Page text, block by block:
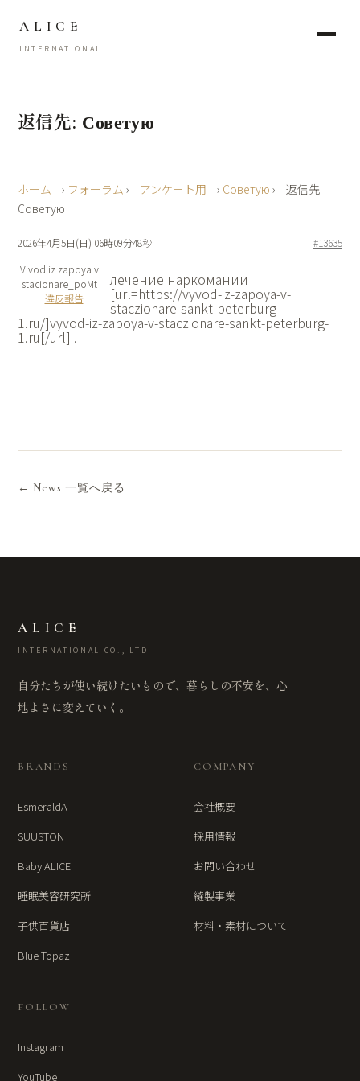
ALICE
INTERNATIONAL
返信先: Советую
› フォーラム › アンケート用 › Советую ›
返信先:
Советую
2026年4月5日(日) 06時09分48秒
#13635
Vivod iz zapoya v
stacionare_poMt
違反報告
лечение наркомании
[url=https://vyvod-iz-zapoya-v-
staczionare-sankt-peterburg-
1.ru/]vyvod-iz-zapoya-v-staczionare-sankt-peterburg-
1.ru[/url] .
← News 一覧へ戻る
ALICE
INTERNATIONAL CO., LTD
自分たちが使い続けたいもので、暮らしの不安を、心
地よさに変えていく。
BRANDS
EsmeraldA
SUUSTON
Baby ALICE
睡眠美容研究所
子供百貨店
Blue Topaz
COMPANY
会社概要
採用情報
お問い合わせ
縫製事業
材料・素材について
FOLLOW
Instagram
YouTube